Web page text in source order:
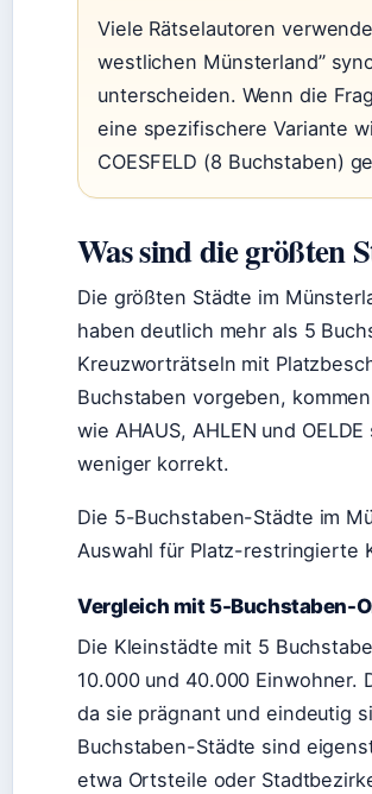
Viele Rätselautoren
westlichen Münsterland”
unterscheiden. Wenn die
eine spezifischere Variante
COESFELD (8 Buchstaben)
Was sind die größten
Die größten Städte im
haben deutlich mehr als 5
Kreuzworträtseln mit
Buchstaben vorgeben,
wie AHAUS, AHLEN und
weniger korrekt.
Die 5-Buchstaben-Städte im
Auswahl für Platz-restringierte
Vergleich mit 5-Buchstaben-
Die Kleinstädte mit 5
10.000 und 40.000 Einwohner.
da sie prägnant und eindeutig
Buchstaben-Städte sind
etwa Ortsteile oder